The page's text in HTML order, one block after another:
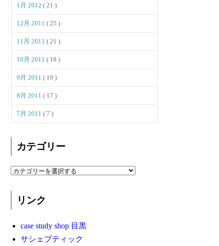
1月 2012( 21 )
12月 2011( 25 )
11月 2011( 21 )
10月 2011( 18 )
9月 2011( 19 )
8月 2011( 17 )
7月 2011( 7 )
カテゴリー
リンク
case study shop 目黒
サシェブティック